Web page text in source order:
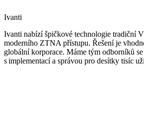
Ivanti
Ivanti nabízí špičkové technologie tradiční
moderního ZTNA přístupu. Řešení je
globální korporace. Máme tým odborníků
s implementací a správou pro desítky tisíc